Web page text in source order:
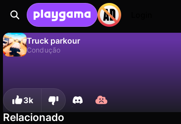
Truck parkour
Condução
3k
Relacionado